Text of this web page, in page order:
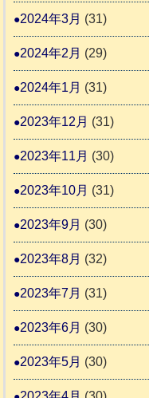
2024年3月 (31)
2024年2月 (29)
2024年1月 (31)
2023年12月 (31)
2023年11月 (30)
2023年10月 (31)
2023年9月 (30)
2023年8月 (32)
2023年7月 (31)
2023年6月 (30)
2023年5月 (30)